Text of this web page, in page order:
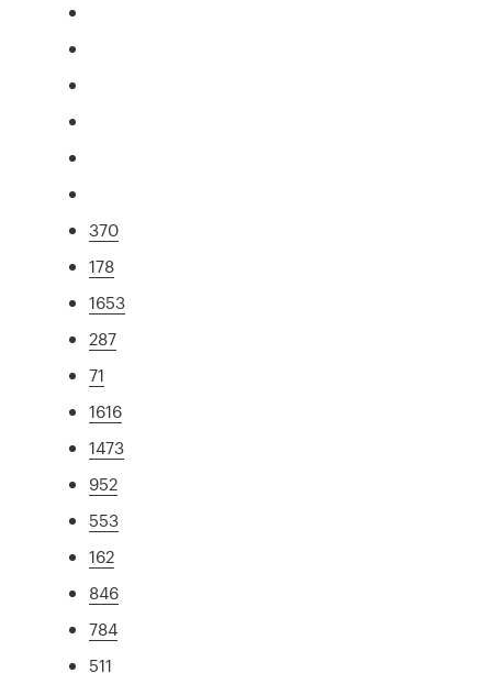
370
178
1653
287
71
1616
1473
952
553
162
846
784
511